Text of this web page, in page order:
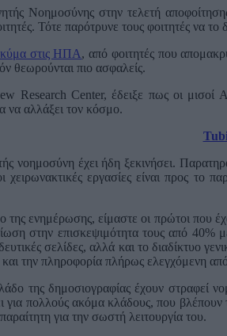
Νοημοσύνης στην τελετή
Τότε παρότρυνε τους φοιτητές να το
στις ΗΠΑ, από φοιτητές που
θεωρούνται πιο ασφαλείς.
Research Center, έδειξε πως οι μισοί
να αλλάξει τον κόσμο.
νοημοσύνη έχει ήδη ξεκινήσει.
χειρωνακτικές εργασίες είναι προς
της ενημέρωσης, είμαστε οι πρώτοι που
στην επισκεψιμότητα τους από 40%
σελίδες, αλλά και το διαδίκτυο
και την πληροφορία πλήρως ελεγχόμενη
της δημοσιογραφίας έχουν στραφεί
για πολλούς ακόμα κλάδους, που
για την σωστή λειτουργία του.